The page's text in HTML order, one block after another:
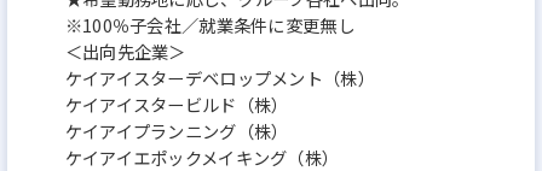
※100％子会社／就業条件に変更無し
＜出向先企業＞
ケイアイスターデベロップメント（株）
ケイアイスタービルド（株）
ケイアイプランニング（株）
ケイアイエポックメイキング（株）